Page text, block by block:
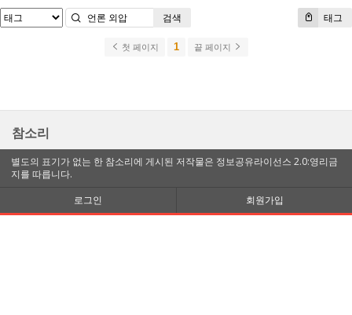
태그
검색
첫 페이지 1 끝 페이지
참소리
별도의 표기가 없는 한 참소리에 게시된 저작물은 정보공유라이선스 2.0:영리금
지를 따릅니다.
로그인
회원가입